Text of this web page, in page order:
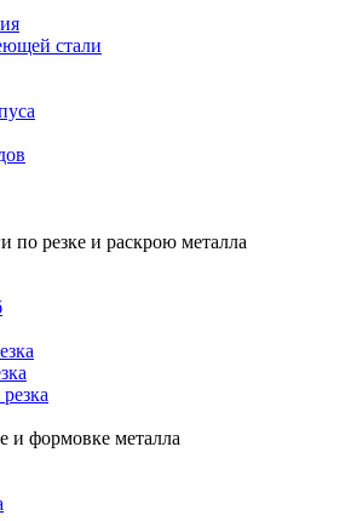
стали
по резке и раскрою металла
и формовке металла